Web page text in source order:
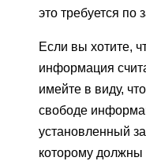
это требуется по
Если вы хотите,
информация
имейте в виду,
свободе
установленный
которому должны